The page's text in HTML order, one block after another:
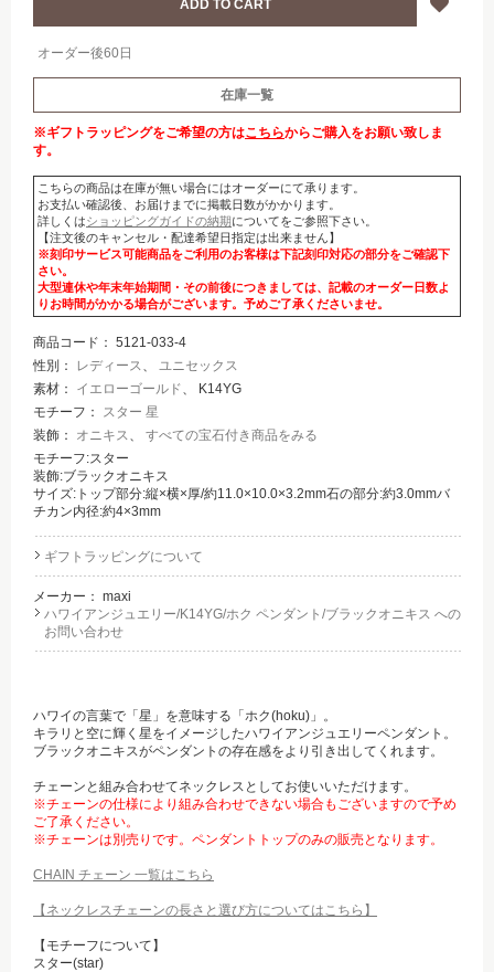
オーダー後60日
在庫一覧
※ギフトラッピングをご希望の方はこちらからご購入をお願い致しま
す。
こちらの商品は在庫が無い場合にはオーダーにて承ります。
お支払い確認後、お届けまでに掲載日数がかかります。
詳しくはショッピングガイドの納期についてをご参照下さい。
【注文後のキャンセル・配達希望日指定は出来ません】
※刻印サービス可能商品をご利用のお客様は下記刻印対応の部分をご確認下
さい。
大型連休や年末年始期間・その前後につきましては、記載のオーダー日数よ
りお時間がかかる場合がございます。予めご了承くださいませ。
商品コード： 5121-033-4
性別：
レディース、 ユニセックス
素材： イエローゴールド、 K14YG
モチーフ： スター 星
装飾： オニキス、 すべての宝石付き商品をみる
モチーフ:スター
装飾:ブラックオニキス
サイズ:トップ部分:縦×横×厚/約11.0×10.0×3.2mm石の部分:約3.0mmバ
チカン内径:約4×3mm
ギフトラッピングについて
メーカー： maxi
ハワイアンジュエリー/K14YG/ホク ペンダント/ブラックオニキス への
お問い合わせ
ハワイの言葉で「星」を意味する「ホク(hoku)」。
キラリと空に輝く星をイメージしたハワイアンジュエリーペンダント。
ブラックオニキスがペンダントの存在感をより引き出してくれます。
チェーンと組み合わせてネックレスとしてお使いいただけます。
※チェーンの仕様により組み合わせできない場合もございますので予め
ご了承ください。
※チェーンは別売りです。ペンダントトップのみの販売となります。
CHAIN チェーン 一覧はこちら
【ネックレスチェーンの長さと選び方についてはこちら】
【モチーフについて】
スター(star)